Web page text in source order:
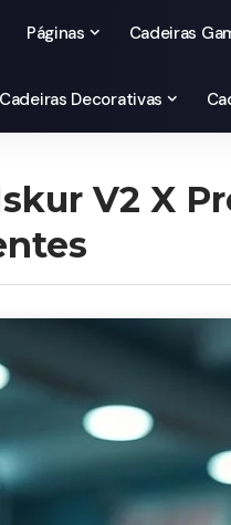
Páginas Cadeiras
Cadeiras Decorativas
V2 X